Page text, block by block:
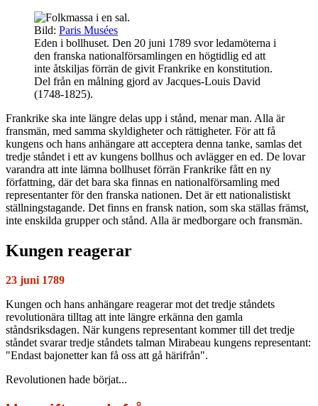
Bild: Paris Musées
Eden i bollhuset. Den 20 juni 1789 svor ledamöterna i
den franska nationalförsamlingen en högtidlig ed att
inte åtskiljas förrän de givit Frankrike en konstitution.
Del från en målning gjord av Jacques-Louis David
(1748-1825).
Frankrike ska inte längre delas upp i stånd, menar man. Alla är
fransmän, med samma skyldigheter och rättigheter. För att få
kungens och hans anhängare att acceptera denna tanke, samlas det
tredje ståndet i ett av kungens bollhus och avlägger en ed. De lovar
varandra att inte lämna bollhuset förrän Frankrike fått en ny
författning, där det bara ska finnas en nationalförsamling med
representanter för den franska nationen. Det är ett nationalistiskt
ställningstagande. Det finns en fransk nation, som ska ställas främst,
inte enskilda grupper och stånd. Alla är medborgare och fransmän.
Kungen reagerar
23 juni 1789
Kungen och hans anhängare reagerar mot det tredje ståndets
revolutionära tilltag att inte längre erkänna den gamla
ståndsriksdagen. När kungens representant kommer till det tredje
ståndet svarar tredje ståndets talman Mirabeau kungens representant:
"Endast bajonetter kan få oss att gå härifrån".
Revolutionen hade börjat...